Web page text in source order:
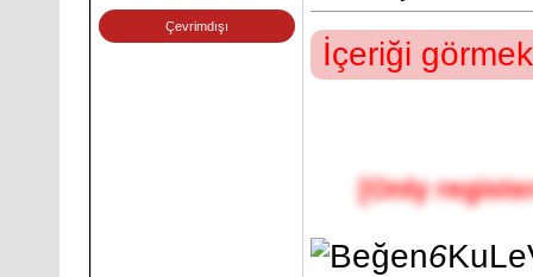
Çevrimdışı
İçeriği
[Only
6